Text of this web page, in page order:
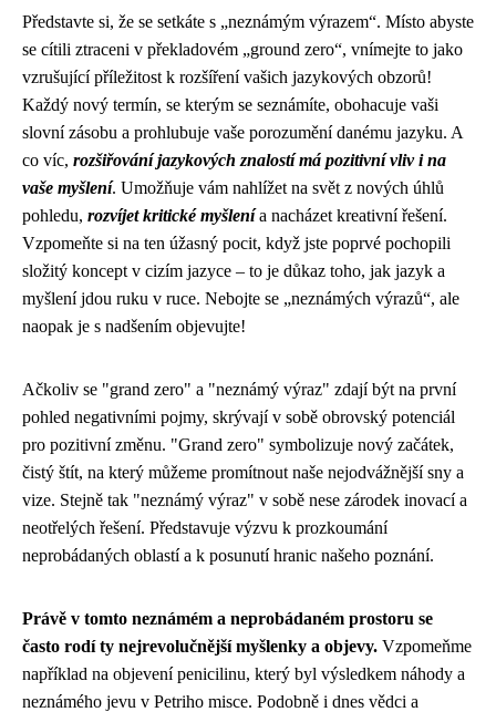
Představte si, že se setkáte s „neznámým výrazem“. Místo abyste
se cítili ztraceni v překladovém „ground zero“, vnímejte to jako
vzrušující příležitost k rozšíření vašich jazykových obzorů!
Každý nový termín, se kterým se seznámíte, obohacuje vaši
slovní zásobu a prohlubuje vaše porozumění danému jazyku. A
co víc, rozšiřování jazykových znalostí má pozitivní vliv i na
vaše myšlení. Umožňuje vám nahlížet na svět z nových úhlů
pohledu, rozvíjet kritické myšlenía nacházet kreativní řešení.
Vzpomeňte si na ten úžasný pocit, když jste poprvé pochopili
složitý koncept v cizím jazyce – to je důkaz toho, jak jazyk a
myšlení jdou ruku v ruce. Nebojte se „neznámých výrazů“, ale
naopak je s nadšením objevujte!
Ačkoliv se "grand zero" a "neznámý výraz" zdají být na první
pohled negativními pojmy, skrývají v sobě obrovský potenciál
pro pozitivní změnu. "Grand zero" symbolizuje nový začátek,
čistý štít, na který můžeme promítnout naše nejodvážnější sny a
vize. Stejně tak "neznámý výraz" v sobě nese zárodek inovací a
neotřelých řešení. Představuje výzvu k prozkoumání
neprobádaných oblastí a k posunutí hranic našeho poznání.
Právě v tomto neznámém a neprobádaném prostoru se
často rodí ty nejrevolučnější myšlenky a objevy. Vzpomeňme
například na objevení penicilinu, který byl výsledkem náhody a
neznámého jevu v Petriho misce. Podobně i dnes vědci a